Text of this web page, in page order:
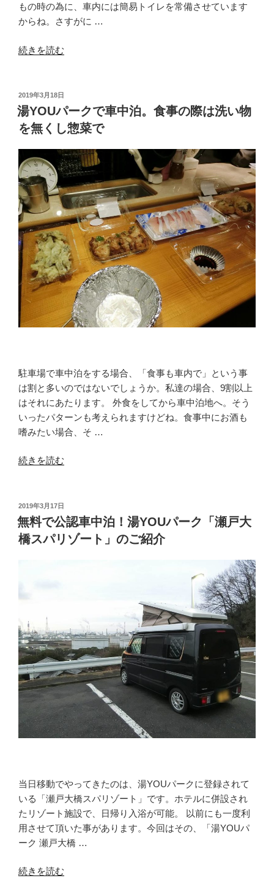
の
もの時の為に、車内には簡易トイレを常備させています
からね。さすがに …
“車
で
嬉
し
い
い
朝
風
呂
は
5:00
か
ら
OK！
朝
食
は
Joyfull
続きを読む
投
稿
日:
2019年3月18日
湯YOUパークで車中泊。食事の際は洗い物
を無くし惣菜で
駐車場で車中泊をする場合、「食事も車内で」という事
は割と多いのではないでしょうか。私達の場合、9割以上
はそれにあたります。 外食をしてから車中泊地へ。そう
いったパターンも考えられますけどね。食事中にお酒も
嗜みたい場合、そ …
“湯
ー
ク
で
車
際
は
洗
い
物
無
く
菜
で”
の
続きを読む
投
稿
日:
2019年3月17日
無料で公認車中泊！湯YOUパーク「瀬戸大
橋スパリゾート」のご紹介
当日移動でやってきたのは、湯YOUパークに登録されて
いる「瀬戸大橋スパリゾート」です。ホテルに併設され
たリゾート施設で、日帰り入浴が可能。 以前にも一度利
用させて頂いた事があります。今回はその、「湯YOUパ
ーク 瀬戸大橋 …
“無
続きを読む